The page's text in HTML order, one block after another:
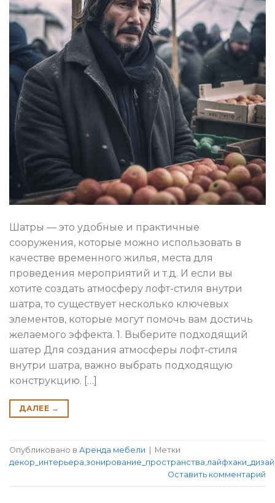
Шатры — это удобные и практичные
сооружения, которые можно использовать в
качестве временного жилья, места для
проведения мероприятий и т.д. И если вы
хотите создать атмосферу лофт-стиля внутри
шатра, то существует несколько ключевых
элементов, которые могут помочь вам достичь
желаемого эффекта. 1. Выберите подходящий
шатер Для создания атмосферы лофт-стиля
внутри шатра, важно выбрать подходящую
конструкцию. […]
ДАЛЕЕ →
Опубликовано в Аренда мебели
Метки
декор_интерьера зонирование_пространства
Оставить комментарий